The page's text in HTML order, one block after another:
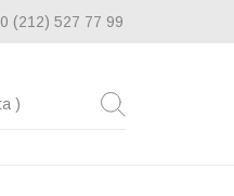
0 (212) 527 77 99